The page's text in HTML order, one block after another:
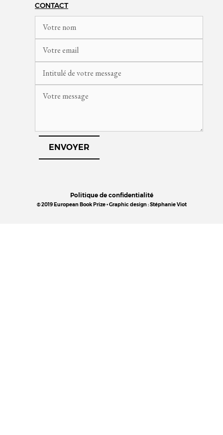
CONTACT
Politique de confidentialité
© 2019 European Book Prize • Graphic design : Stéphanie Viot